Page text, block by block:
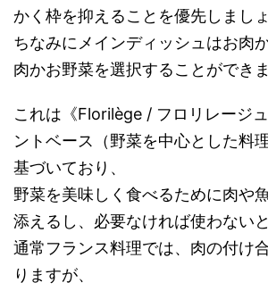
かく枠を抑えることを優先しましょ
ちなみにメインディッシュはお肉
肉かお野菜を選択することができ
これは《Florilège / フロリレージ
ントベース（野菜を中心とした料
基づいており、
野菜を美味しく食べるために肉や
添えるし、必要なければ使わない
通常フランス料理では、肉の付け
りますが、